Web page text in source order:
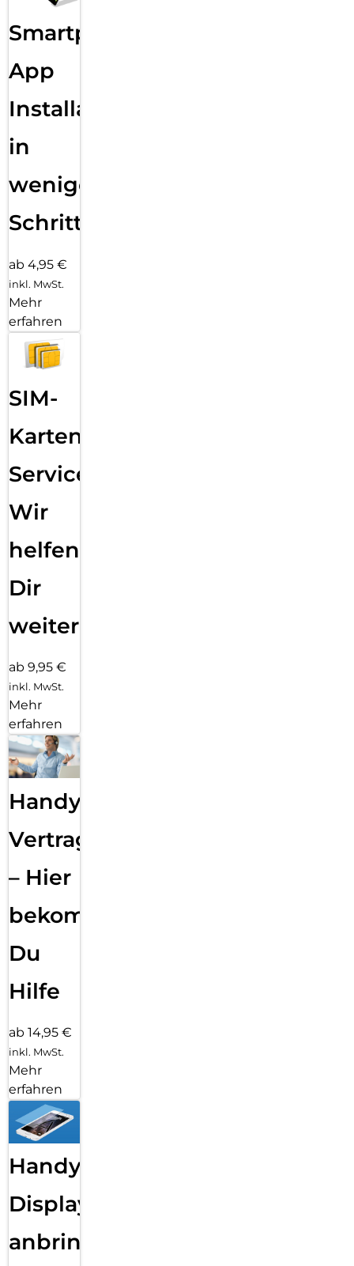
Sende eine Textnachricht, nimm einen Anruf an, hör Musik,
verwende Siri und erhalte Mitteilungen. Die Series 11 (GPS)
funktioniert mit deinem iPhone und im WLAN, damit du in
Smartphone
App
Installation
in
wenigen
Schritten
ab 4,95 €
inkl. MwSt.
Mehr
erfahren
SIM-
Karten
Service:
Wir
helfen
Dir
weiter
ab 9,95 €
inkl. MwSt.
Mehr
erfahren
Handy
Vertragsabwicklung
– Hier
bekommst
Du
Hilfe
ab 14,95 €
inkl. MwSt.
Mehr
erfahren
Handy
Displayfolie
anbringen